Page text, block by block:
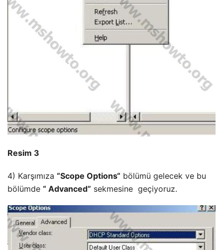
Resim 3
4) Karşımıza “Scope Options“ bölümü gelecek ve bu
bölümde “ Advanced” sekmesine geçiyoruz.